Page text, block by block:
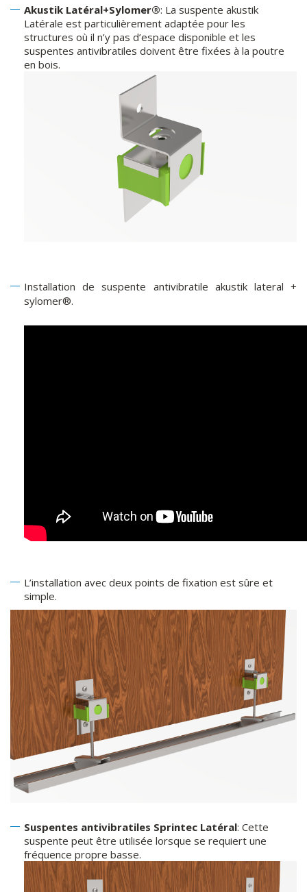
Akustik Latéral+Sylomer®: La suspente akustik
Latérale est particulièrement adaptée pour les
structures où il n’y pas d’espace disponible et les
suspentes antivibratiles doivent être fixées à la poutre
en bois.
Installation de suspente antivibratile akustik lateral +
sylomer®.
L’installation avec deux points de fixation est sûre et
simple.
Suspentes antivibratiles Sprintec Latéral: Cette
suspente peut être utilisée lorsque se requiert une
fréquence propre basse.